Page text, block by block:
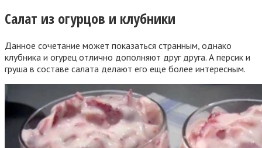
Салат из огурцов и клубники
Данное сочетание может показаться странным, однако
клубника и огурец отлично дополняют друг друга. А персик и
груша в составе салата делают его еще более интересным.